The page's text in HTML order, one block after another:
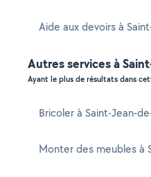
Aide aux devoirs à
Autres services à
Ayant le plus de résultats dans
Bricoler à Saint-Jean-
Monter des meubles à